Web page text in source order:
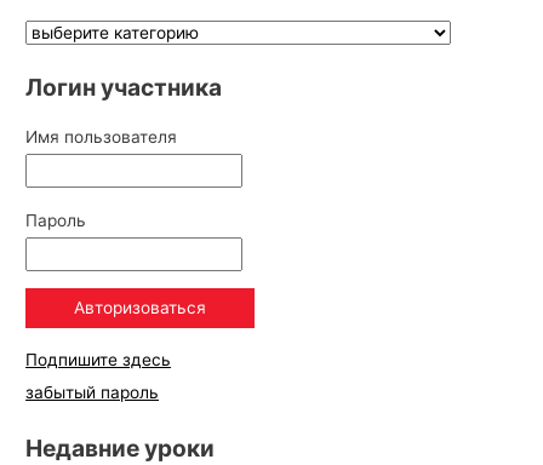
Логин участника
Имя пользователя
Пароль
Подпишите здесь
забытый пароль
Недавние уроки